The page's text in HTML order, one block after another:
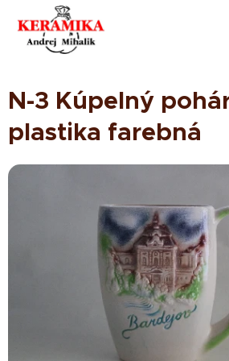
N-3 Kúpelný
plastika farebná